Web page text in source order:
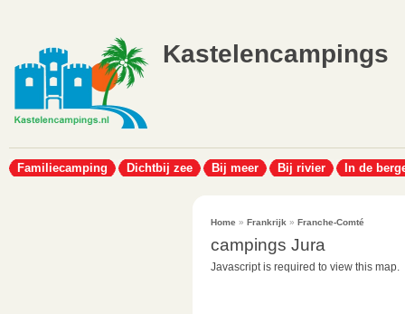
Kastelencampings
Familiecamping Dichtbij zee Bij meer Bij rivier In de
Home » Frankrijk » Franche-Comté
campings Jura
Javascript is required to view this map.